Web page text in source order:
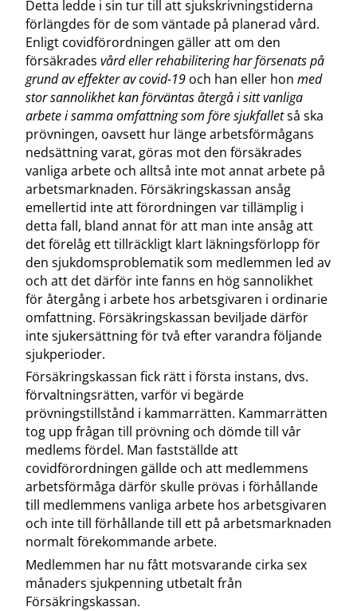
Detta ledde i sin tur till att sjukskrivningstiderna
förlängdes för de som väntade på planerad vård.
Enligt covidförordningen gäller att om den
försäkrades vård eller rehabilitering har försenats på
grund av effekter av covid-19 och han eller hon med
stor sannolikhet kan förväntas återgå i sitt vanliga
arbete i samma omfattning som före sjukfalletså ska
prövningen, oavsett hur länge arbetsförmågans
nedsättning varat, göras mot den försäkrades
vanliga arbete och alltså inte mot annat arbete på
arbetsmarknaden. Försäkringskassan ansåg
emellertid inte att förordningen var tillämplig i
detta fall, bland annat för att man inte ansåg att
det förelåg ett tillräckligt klart läkningsförlopp för
den sjukdomsproblematik som medlemmen led av
och att det därför inte fanns en hög sannolikhet
för återgång i arbete hos arbetsgivaren i ordinarie
omfattning. Försäkringskassan beviljade därför
inte sjukersättning för två efter varandra följande
sjukperioder.
Försäkringskassan fick rätt i första instans, dvs.
förvaltningsrätten, varför vi begärde
prövningstillstånd i kammarrätten. Kammarrätten
tog upp frågan till prövning och dömde till vår
medlems fördel. Man fastställde att
covidförordningen gällde och att medlemmens
arbetsförmåga därför skulle prövas i förhållande
till medlemmens vanliga arbete hos arbetsgivaren
och inte till förhållande till ett på arbetsmarknaden
normalt förekommande arbete.
Medlemmen har nu fått motsvarande cirka sex
månaders sjukpenning utbetalt från
Försäkringskassan.